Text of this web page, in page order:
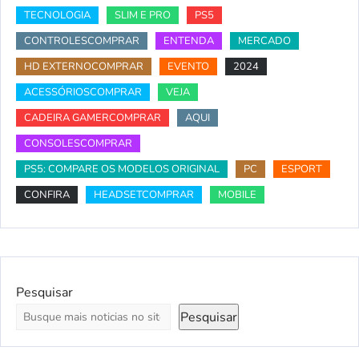
TECNOLOGIA SLIM E PRO
PS5
CONTROLESCOMPRAR
ENTENDA
MERCADO
HD EXTERNOCOMPRAR
EVENTO
2024
ACESSÓRIOSCOMPRAR
VEJA
CADEIRA GAMERCOMPRAR
AQUI
CONSOLESCOMPRAR
PS5: COMPARE OS MODELOS ORIGINAL
PC
ESPORT
CONFIRA
HEADSETCOMPRAR MOBILE
Pesquisar
Pesquisar